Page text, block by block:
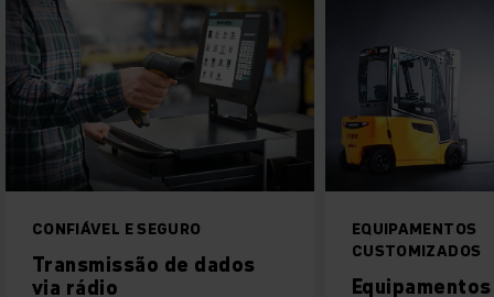
EQUIPAMENTOS
CUSTOMIZADOS
Equipamentos novos
SISTEMAS DE
Sistemas de
armazenagem